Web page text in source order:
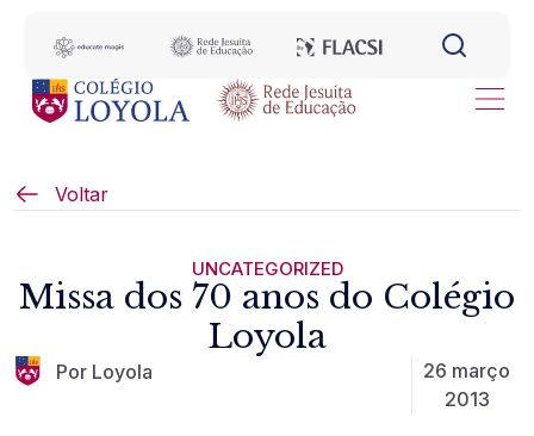
Voltar
UNCATEGORIZED
Missa dos 70 anos do Colégio
Loyola
Por Loyola
26 março
2013